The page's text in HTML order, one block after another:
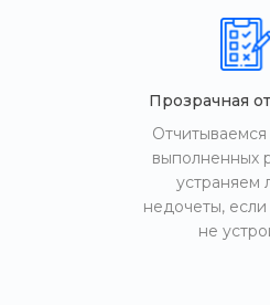
Прозрачная
выполненных
устраняем
недочеты, если
не